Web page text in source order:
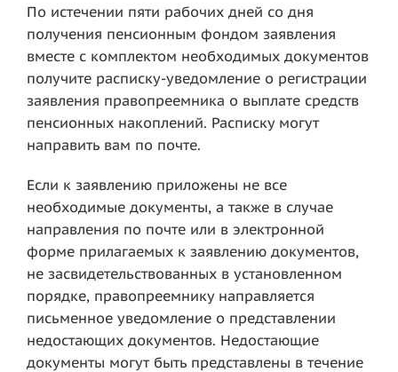
По истечении пяти рабочих дней со дня
получения пенсионным фондом заявления
вместе с комплектом необходимых документов
получите расписку-уведомление о регистрации
заявления правопреемника о выплате средств
пенсионных накоплений. Расписку могут
направить вам по почте.
Если к заявлению приложены не все
необходимые документы, а также в случае
направления по почте или в электронной
форме прилагаемых к заявлению документов,
не засвидетельствованных в установленном
порядке, правопреемнику направляется
письменное уведомление о представлении
недостающих документов. Недостающие
документы могут быть представлены в течение